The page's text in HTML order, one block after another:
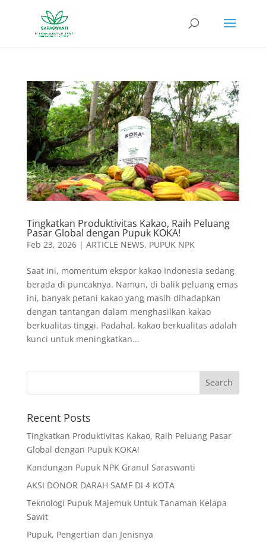
Tingkatkan Produktivitas Kakao, Raih Peluang
Pasar Global dengan Pupuk KOKA!
Feb 23, 2026| ARTICLE NEWS, PUPUK NPK
Saat ini, momentum ekspor kakao Indonesia sedang
berada di puncaknya. Namun, di balik peluang emas
ini, banyak petani kakao yang masih dihadapkan
dengan tantangan dalam menghasilkan kakao
berkualitas tinggi. Padahal, kakao berkualitas adalah
kunci untuk meningkatkan...
Recent Posts
Tingkatkan Produktivitas Kakao, Raih Peluang Pasar
Global dengan Pupuk KOKA!
Kandungan Pupuk NPK Granul Saraswanti
AKSI DONOR DARAH SAMF DI 4 KOTA
Teknologi Pupuk Majemuk Untuk Tanaman Kelapa
Sawit
Pupuk, Pengertian dan Jenisnya